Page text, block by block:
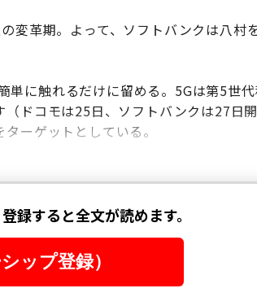
変革期。よって、ソフトバンクは八村
単に触れるだけに留める。5Gは第5世
ドコモは25日、ソフトバンクは27日
ーゲットとしている。